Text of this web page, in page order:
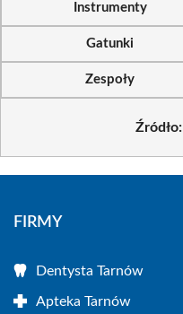
Instrumenty
Gatunki
Zespoły
Źródło:
FIRMY
Dentysta Tarnów
Apteka Tarnów